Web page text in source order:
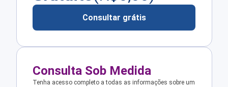
Consultar grátis
Consulta Sob Medida
Tenha acesso completo a todas as informações sobre um